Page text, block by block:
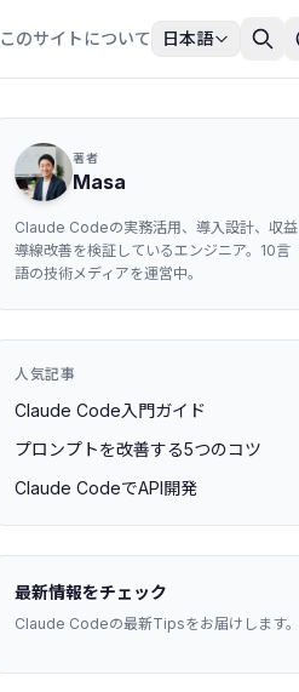
このサイトについて 日本語
著者
Masa
Claude Codeの実務活用、導入設計、収益
導線改善を検証しているエンジニア。10言
語の技術メディアを運営中。
人気記事
Claude Code入門ガイド
プロンプトを改善する5つのコツ
Claude CodeでAPI開発
最新情報をチェック
Claude Codeの最新Tipsをお届けします。